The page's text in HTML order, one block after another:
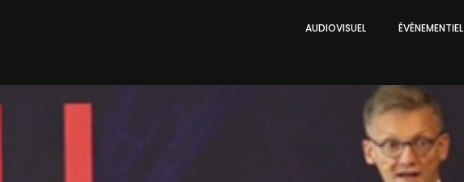
AUDIOVISUEL ÉVÉNEMENTIEL